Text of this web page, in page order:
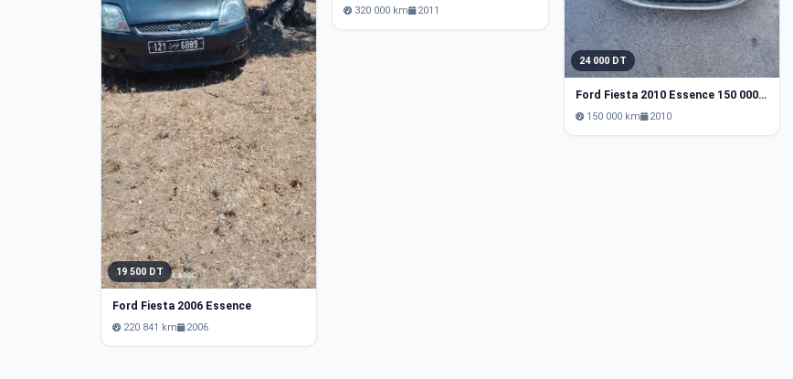
19 500 DT
Ford Fiesta 2006 Essence
220 841 km 2006
320 000 km 2011
24 000 DT
Ford Fiesta 2010 Essence 150 000 km Nabeul
150 000 km 2010